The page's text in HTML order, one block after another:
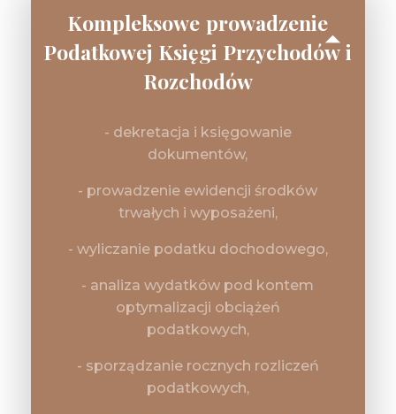
Kompleksowe prowadzenie
Podatkowej Księgi Przychodów i
Rozchodów
- dekretacja i księgowanie
dokumentów,
- prowadzenie ewidencji środków
trwałych i wyposażeni,
- wyliczanie podatku dochodowego,
- analiza wydatków pod kontem
optymalizacji obciążeń
podatkowych,
- sporządzanie rocznych rozliczeń
podatkowych,